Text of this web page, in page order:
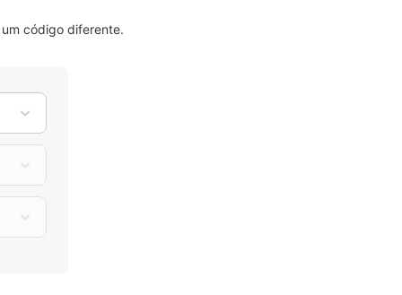
código diferente.